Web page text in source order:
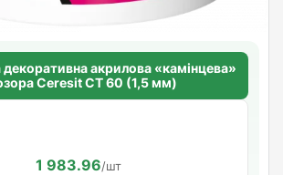
акрилова «камінцева»
Ceresit CT 60 (1,5 мм)
1 983.96/шт